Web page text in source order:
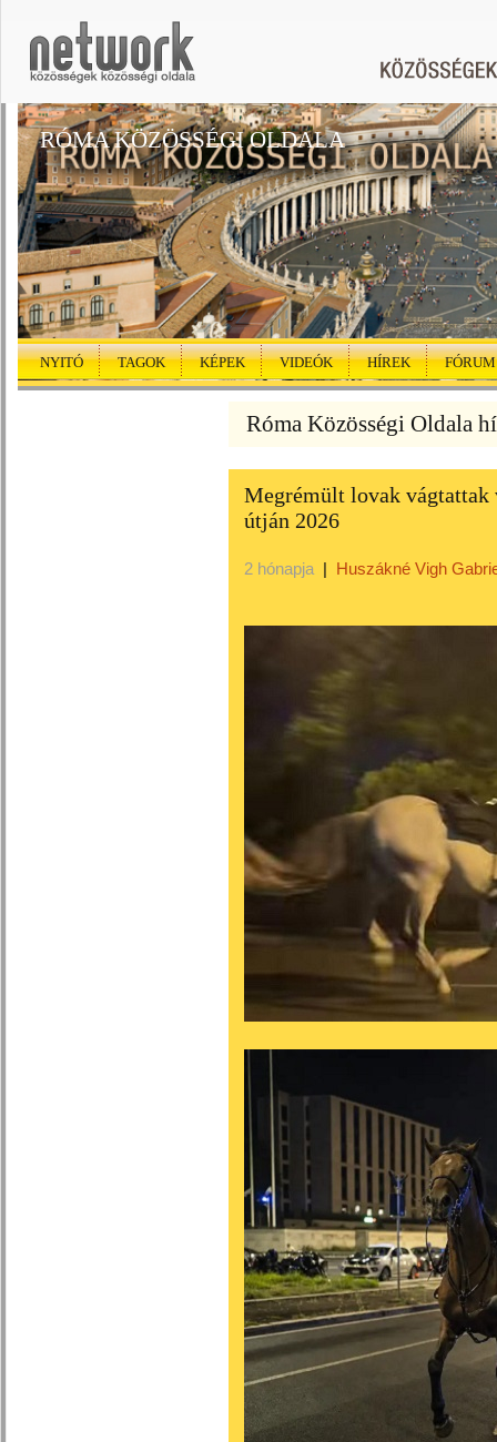
RÓMA KÖZÖSSÉGI OLDALA
NYITÓ TAGOK KÉPEK VIDEÓK HÍREK FÓRUM
Róma Közösségi Oldala
Megrémült lovak vágtattak
útján 2026
2 hónapja | Huszákné Vigh